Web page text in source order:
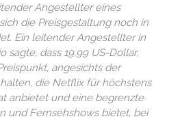
Angestellter eines
die Preisgestaltung noch in
Ein leitender Angestellter in
sagte, dass 19,99 US-Dollar,
angesichts der
die Netflix für höchstens
anbietet und eine begrenzte
und Fernsehshows bietet, bei